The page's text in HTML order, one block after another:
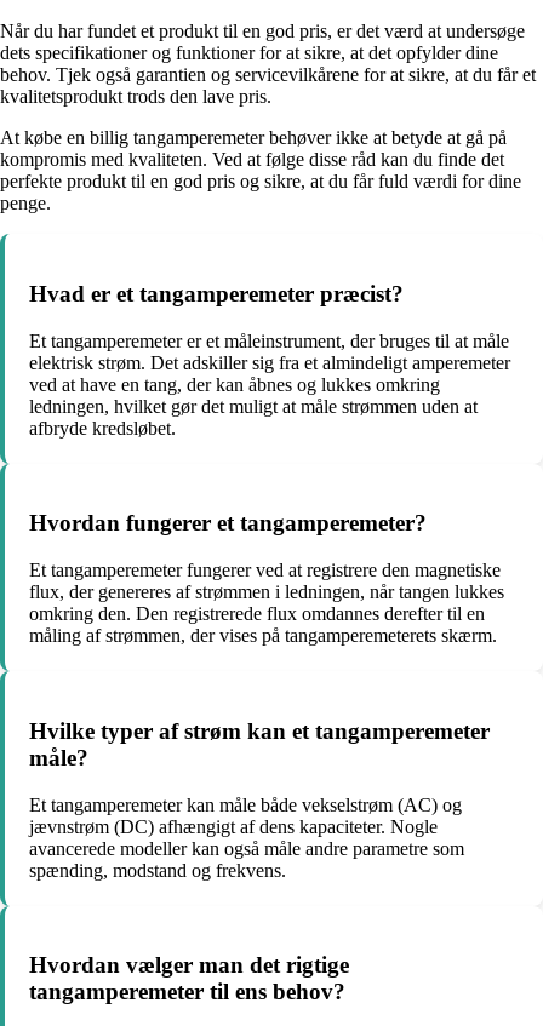
Når du har fundet et produkt til en god pris, er det værd at undersøge
dets specifikationer og funktioner for at sikre, at det opfylder dine
behov. Tjek også garantien og servicevilkårene for at sikre, at du får et
kvalitetsprodukt trods den lave pris.
At købe en billig tangamperemeter behøver ikke at betyde at gå på
kompromis med kvaliteten. Ved at følge disse råd kan du finde det
perfekte produkt til en god pris og sikre, at du får fuld værdi for dine
penge.
Hvad er et tangamperemeter præcist?
Et tangamperemeter er et måleinstrument, der bruges til at måle
elektrisk strøm. Det adskiller sig fra et almindeligt amperemeter
ved at have en tang, der kan åbnes og lukkes omkring
ledningen, hvilket gør det muligt at måle strømmen uden at
afbryde kredsløbet.
Hvordan fungerer et tangamperemeter?
Et tangamperemeter fungerer ved at registrere den magnetiske
flux, der genereres af strømmen i ledningen, når tangen lukkes
omkring den. Den registrerede flux omdannes derefter til en
måling af strømmen, der vises på tangamperemeterets skærm.
Hvilke typer af strøm kan et tangamperemeter
måle?
Et tangamperemeter kan måle både vekselstrøm (AC) og
jævnstrøm (DC) afhængigt af dens kapaciteter. Nogle
avancerede modeller kan også måle andre parametre som
spænding, modstand og frekvens.
Hvordan vælger man det rigtige
tangamperemeter til ens behov?